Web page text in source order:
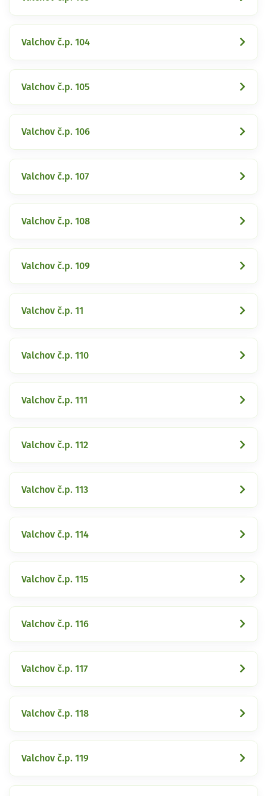
Valchov č.p. 104
Valchov č.p. 105
Valchov č.p. 106
Valchov č.p. 107
Valchov č.p. 108
Valchov č.p. 109
Valchov č.p. 11
Valchov č.p. 110
Valchov č.p. 111
Valchov č.p. 112
Valchov č.p. 113
Valchov č.p. 114
Valchov č.p. 115
Valchov č.p. 116
Valchov č.p. 117
Valchov č.p. 118
Valchov č.p. 119